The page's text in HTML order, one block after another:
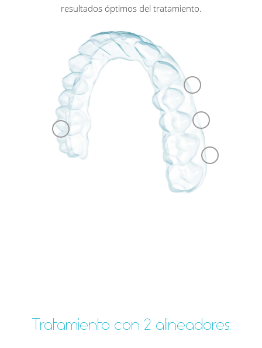
resultados óptimos del tratamiento.
Tratamiento con 2 alineadores.